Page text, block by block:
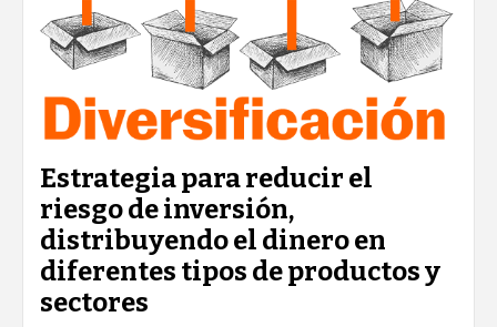
Estrategia para reducir el
riesgo de inversión,
distribuyendo el dinero en
diferentes tipos de productos y
sectores